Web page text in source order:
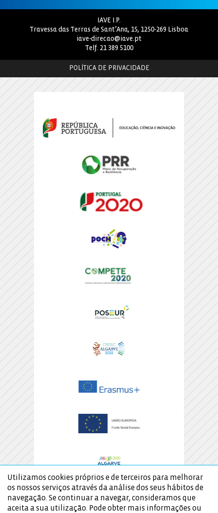
IAVE I.P.
Travessa das Terras de Sant’Ana, 15, 1250-269 Lisboa
iave-direcao@iave.pt
Telf. 21 389 5100
POLÍTICA DE PRIVACIDADE
Utilizamos cookies próprios e de terceiros para melhorar
os nossos serviços através da análise dos seus hábitos de
navegação. Se continuar a navegar, consideramos que
aceita a sua utilização. Pode obter mais informações ou